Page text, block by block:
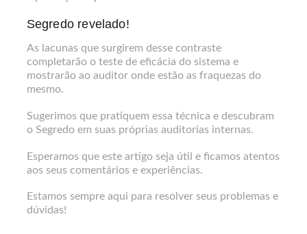
Segredo revelado!
As lacunas que surgirem desse contraste
completarão o teste de eficácia do sistema e
mostrarão ao auditor onde estão as fraquezas do
mesmo.
Sugerimos que pratiquem essa técnica e descubram
o Segredo em suas próprias auditorias internas.
Esperamos que este artigo seja útil e ficamos atentos
aos seus comentários e experiências.
Estamos sempre aqui para resolver seus problemas e
dúvidas!